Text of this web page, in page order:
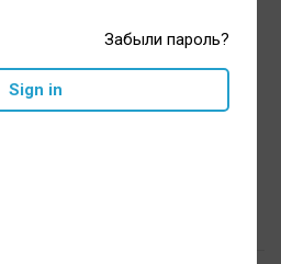
Забыли пароль?
Sign in